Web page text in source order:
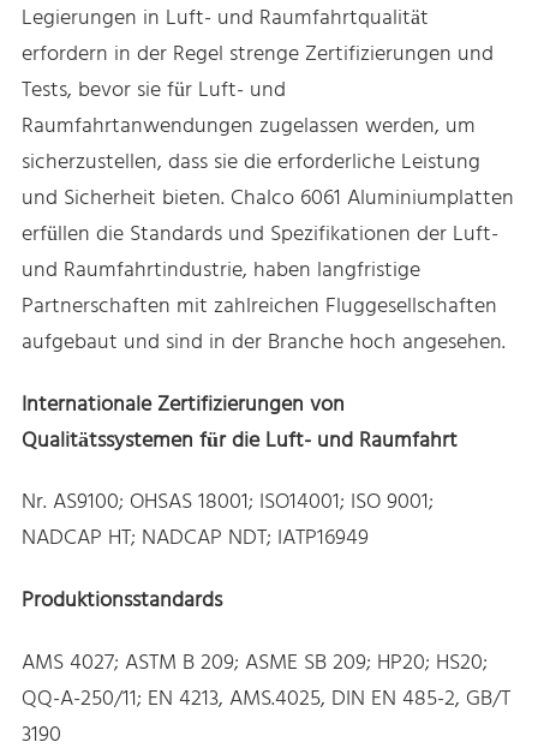
Legierungen in Luft- und Raumfahrtqualität
erfordern in der Regel strenge Zertifizierungen und
Tests, bevor sie für Luft- und
Raumfahrtanwendungen zugelassen werden, um
sicherzustellen, dass sie die erforderliche Leistung
und Sicherheit bieten. Chalco 6061 Aluminiumplatten
erfüllen die Standards und Spezifikationen der Luft-
und Raumfahrtindustrie, haben langfristige
Partnerschaften mit zahlreichen Fluggesellschaften
aufgebaut und sind in der Branche hoch angesehen.
Internationale Zertifizierungen von
Qualitätssystemen für die Luft- und Raumfahrt
Nr. AS9100; OHSAS 18001; ISO14001; ISO 9001;
NADCAP HT; NADCAP NDT; IATP16949
Produktionsstandards
AMS 4027; ASTM B 209; ASME SB 209; HP20; HS20;
QQ-A-250/11; EN 4213, AMS.4025, DIN EN 485-2, GB/T
3190